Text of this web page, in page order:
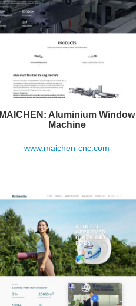
MAICHEN: Aluminium Window
Machine
www.maichen-cnc.com